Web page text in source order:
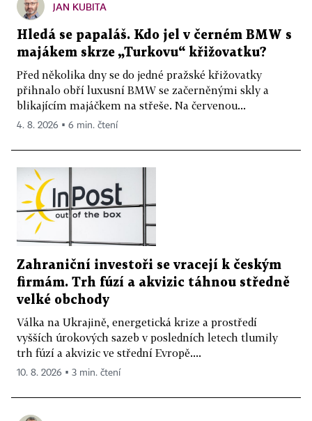
JAN KUBITA
Hledá se papaláš. Kdo jel v černém BMW s
majákem skrze „Turkovu“ křižovatku?
Před několika dny se do jedné pražské křižovatky
přihnalo obří luxusní BMW se začerněnými skly a
blikajícím majáčkem na střeše. Na červenou...
4. 8. 2026 ▪ 6 min. čtení
Zahraniční investoři se vracejí k českým
firmám. Trh fúzí a akvizic táhnou středně
velké obchody
Válka na Ukrajině, energetická krize a prostředí
vyšších úrokových sazeb v posledních letech tlumily
trh fúzí a akvizic ve střední Evropě....
10. 8. 2026 ▪ 3 min. čtení